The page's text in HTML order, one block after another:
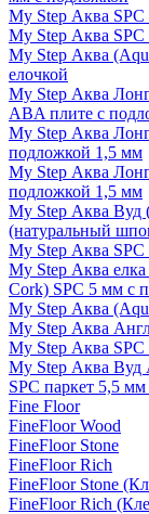
My Step Аква
My Step Аква
My Step Аква
елочкой
My Step Аква
ABA плите с
My Step Аква
подложкой 1,5 мм
My Step Аква
подложкой 1,5 мм
My Step Аква Вуд
(натуральный
My Step Аква
My Step Аква
Cork) SPC 5 мм с
My Step Аква
My Step Аква
My Step Аква
My Step Аква Вуд
SPC паркет 5,5
Fine Floor
FineFloor Wood
FineFloor Stone
FineFloor Rich
FineFloor Stone
FineFloor Rich